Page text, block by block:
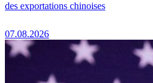
des exportations chinoises
07.08.2026